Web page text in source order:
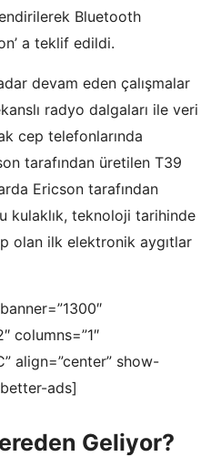
Bluetooth
a teklif edildi.
devam eden çalışmalar
radyo dalgaları ile veri
cep telefonlarında
tarafından üretilen T39
Ericson tarafından
kulaklık, teknoloji tarihinde
olan ilk elektronik aygıtlar
columns=”1″
align=”center” show-
ads]
Geliyor?